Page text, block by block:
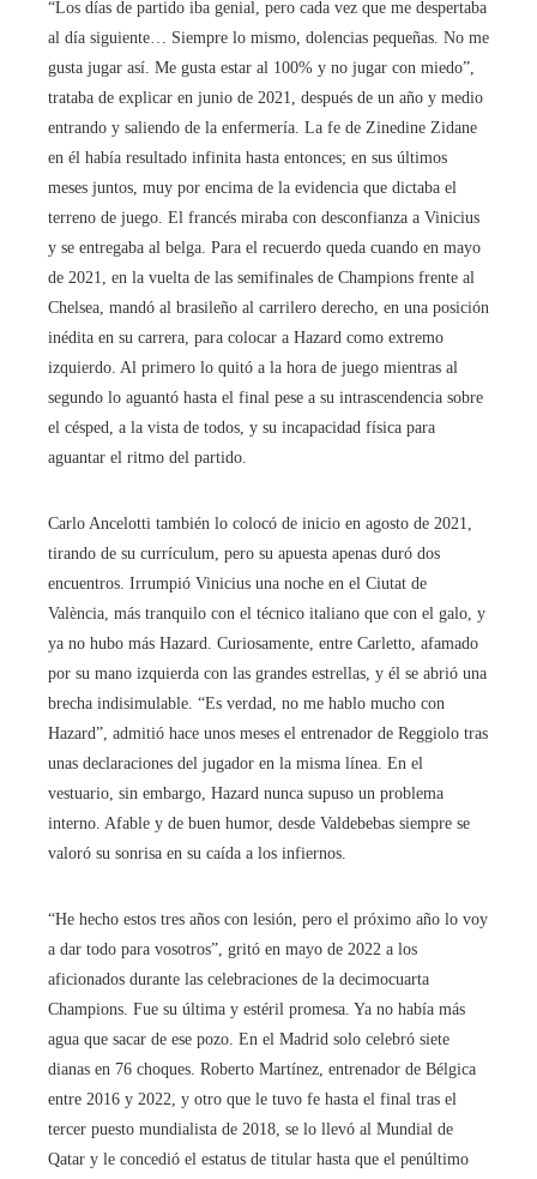
“Los días de partido iba genial, pero cada vez que me despertaba
al día siguiente… Siempre lo mismo, dolencias pequeñas. No me
gusta jugar así. Me gusta estar al 100% y no jugar con miedo”,
trataba de explicar en junio de 2021, después de un año y medio
entrando y saliendo de la enfermería. La fe de Zinedine Zidane
en él había resultado infinita hasta entonces; en sus últimos
meses juntos, muy por encima de la evidencia que dictaba el
terreno de juego. El francés miraba con desconfianza a Vinicius
y se entregaba al belga. Para el recuerdo queda cuando en mayo
de 2021, en la vuelta de las semifinales de Champions frente al
Chelsea, mandó al brasileño al carrilero derecho, en una posición
inédita en su carrera, para colocar a Hazard como extremo
izquierdo. Al primero lo quitó a la hora de juego mientras al
segundo lo aguantó hasta el final pese a su intrascendencia sobre
el césped, a la vista de todos, y su incapacidad física para
aguantar el ritmo del partido.
Carlo Ancelotti también lo colocó de inicio en agosto de 2021,
tirando de su currículum, pero su apuesta apenas duró dos
encuentros. Irrumpió Vinicius una noche en el Ciutat de
València, más tranquilo con el técnico italiano que con el galo, y
ya no hubo más Hazard. Curiosamente, entre Carletto, afamado
por su mano izquierda con las grandes estrellas, y él se abrió una
brecha indisimulable. “Es verdad, no me hablo mucho con
Hazard”, admitió hace unos meses el entrenador de Reggiolo tras
unas declaraciones del jugador en la misma línea. En el
vestuario, sin embargo, Hazard nunca supuso un problema
interno. Afable y de buen humor, desde Valdebebas siempre se
valoró su sonrisa en su caída a los infiernos.
“He hecho estos tres años con lesión, pero el próximo año lo voy
a dar todo para vosotros”, gritó en mayo de 2022 a los
aficionados durante las celebraciones de la decimocuarta
Champions. Fue su última y estéril promesa. Ya no había más
agua que sacar de ese pozo. En el Madrid solo celebró siete
dianas en 76 choques. Roberto Martínez, entrenador de Bélgica
entre 2016 y 2022, y otro que le tuvo fe hasta el final tras el
tercer puesto mundialista de 2018, se lo llevó al Mundial de
Qatar y le concedió el estatus de titular hasta que el penúltimo